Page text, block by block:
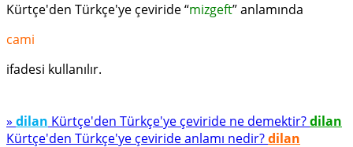
Kürtçe'den Türkçe'ye çeviride “mizgeft” anlamında
cami
ifadesi kullanılır.
» dilan Kürtçe'den Türkçe'ye çeviride ne demektir?dilan
Kürtçe'den Türkçe'ye çeviride anlamı nedir?dilan